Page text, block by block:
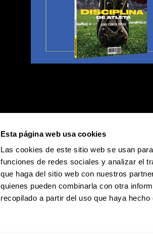
Esta página web usa cookies
Las cookies de este sitio web se usan
funciones de redes sociales y analizar el
que haga del sitio web con nuestros
quienes pueden combinarla con otra
recopilado a partir del uso que haya